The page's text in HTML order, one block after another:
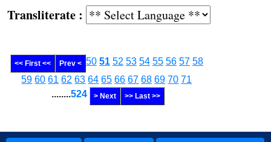
:
<< First << Prev < 50 51 52 53 54 55 56 57 58
59 60 61 62 63 64 65 66 67 68 69 70 71
........524 > Next >> Last >>